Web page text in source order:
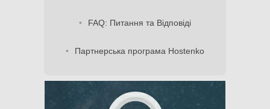
FAQ: Питання та Відповіді
Партнерська програма Hostenko